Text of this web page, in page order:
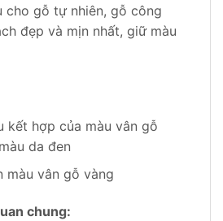
cho gỗ tự nhiên, gỗ công
đẹp và mịn nhất, giữ màu
kết hợp của màu vân gỗ
da đen
màu vân gỗ vàng
chung: